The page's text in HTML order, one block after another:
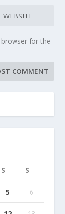
browser for the
S S
5 6